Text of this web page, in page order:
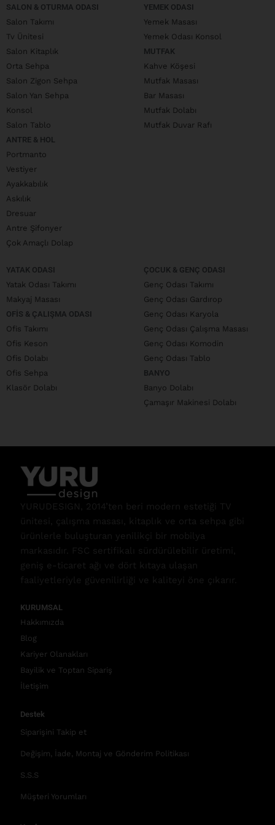
SALON & OTURMA ODASI
Salon Takımı
Tv Ünitesi
Salon Kitaplık
Orta Sehpa
Salon Zigon Sehpa
Salon Yan Sehpa
Konsol
Salon Tablo
ANTRE & HOL
Portmanto
Vestiyer
Ayakkabılık
Askılık
Dresuar
Antre Şifonyer
Çok Amaçlı Dolap
YEMEK ODASI
Yemek Masası
Yemek Odası Konsol
MUTFAK
Kahve Köşesi
Mutfak Masası
Bar Masası
Mutfak Dolabı
Mutfak Duvar Rafı
YATAK ODASI
Yatak Odası Takımı
Makyaj Masası
OFIS & ÇALIŞMA ODASI
Ofis Takımı
Ofis Keson
Ofis Dolabı
Ofis Sehpa
Klasör Dolabı
ÇOCUK & GENÇ ODASI
Genç Odası Takımı
Genç Odası Gardırop
Genç Odası Karyola
Genç Odası Çalışma Masası
Genç Odası Komodin
Genç Odası Tablo
BANYO
Banyo Dolabı
Çamaşır Makinesi Dolabı
YURUDESIGN, 2014’ten beri modern estetiği TV
ünitesi, çalışma masası, kitaplık ve orta sehpa gibi
ürünlerle buluşturan yenilikçi bir mobilya
markasıdır. FSC sertifikalı sürdürülebilir üretimi,
geniş e-ticaret ağı ve dört kıtaya ulaşan
faaliyetleriyle güvenilirliği ve kaliteyi öne çıkarır.
KURUMSAL
Hakkımızda
Blog
Kariyer Olanakları
Bayilik ve Toptan Sipariş
İletişim
Destek
Siparişini Takip et
Değişim, İade, Montaj ve Gönderim Politikası
S.S.S
Müşteri Yorumları